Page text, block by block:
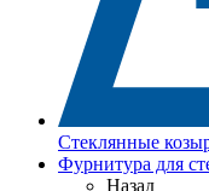
Стеклянные
Фурнитура для
Назад